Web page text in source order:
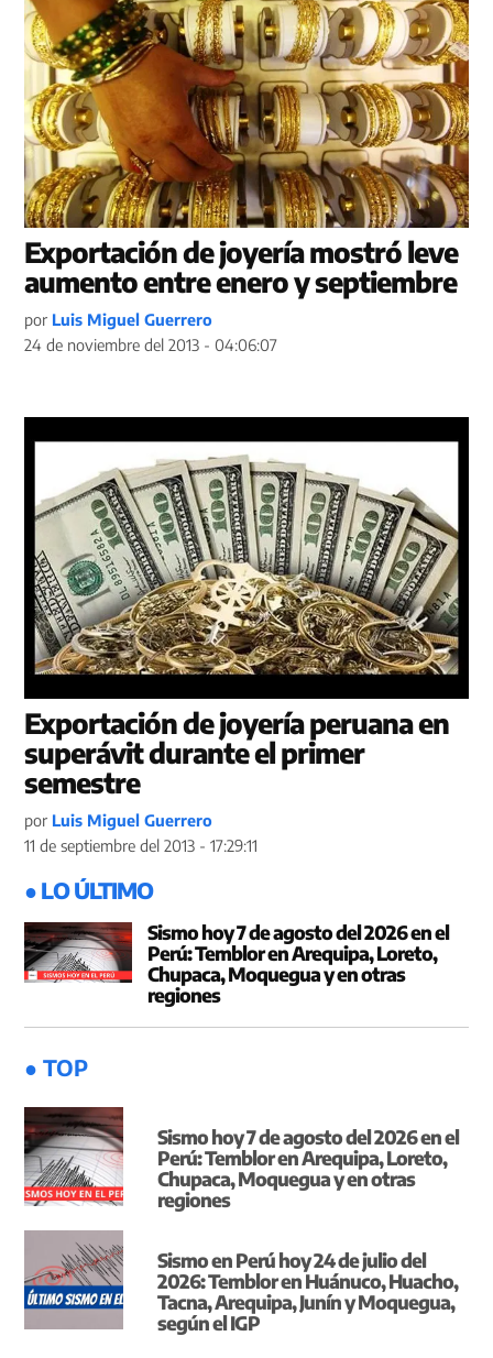
Exportación de joyería mostró leve
aumento entre enero y septiembre
por Luis Miguel Guerrero
24 de noviembre del 2013 - 04:06:07
Exportación de joyería peruana en
superávit durante el primer
semestre
por Luis Miguel Guerrero
11 de septiembre del 2013 - 17:29:11
● LO ÚLTIMO
Sismo hoy 7 de agosto del 2026 en el
Perú: Temblor en Arequipa, Loreto,
Chupaca, Moquegua y en otras
regiones
● TOP
Sismo hoy 7 de agosto del 2026 en el
Perú: Temblor en Arequipa, Loreto,
Chupaca, Moquegua y en otras
regiones
Sismo en Perú hoy 24 de julio del
2026: Temblor en Huánuco, Huacho,
Tacna, Arequipa, Junín y Moquegua,
según el IGP